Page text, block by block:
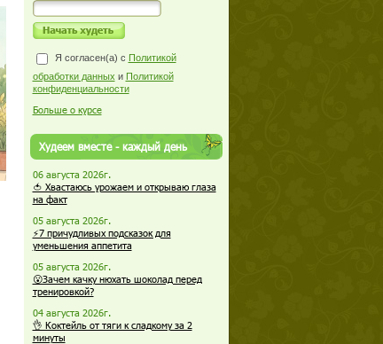
Я согласен(а) с Политикой
обработки данных и Политикой
конфиденциальности
Больше о курсе
Худеем вместе - каждый день
06 августа 2026г.
🍅 Хвастаюсь урожаем и открываю глаза
на факт
05 августа 2026г.
⚡7 причудливых подсказок для
уменьшения аппетита
05 августа 2026г.
😮Зачем качку нюхать шоколад перед
тренировкой?
04 августа 2026г.
👌 Коктейль от тяги к сладкому за 2
минуты